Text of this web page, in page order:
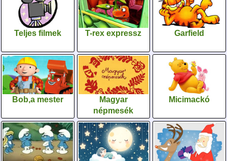
Teljes filmek T-rex expressz Garfield
Bob,a mester
Magyar
népmesék
Micimackó